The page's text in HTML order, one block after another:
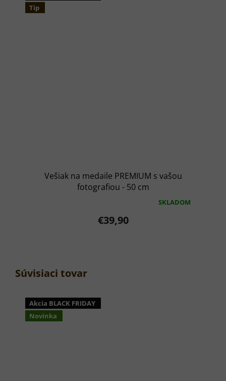
Súvisiaci tovar
Akcia BLACK FRIDAY
Novinka
Tip
Vešiak na medaile PREMIUM s vašou
fotografiou - 50 cm
hviezdičiek.
SKLADOM
€39,90